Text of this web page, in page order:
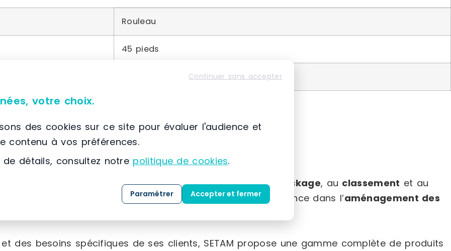
Rouleau
45 pieds
Alpes
et l’installation de solutions dédiées au stockage, au classement et au
1974, l’entreprise s’impose comme un acteur de référence dans l’aménagement des
des besoins spécifiques de ses clients, SETAM propose une gamme complète de produits
Continuer sans accepter
votre choix.
des cookies sur ce site pour évaluer l'audience et
contenu à vos préférences.
de détails, consultez notre politique de cookies.
Paramétrer Accepter et fermer